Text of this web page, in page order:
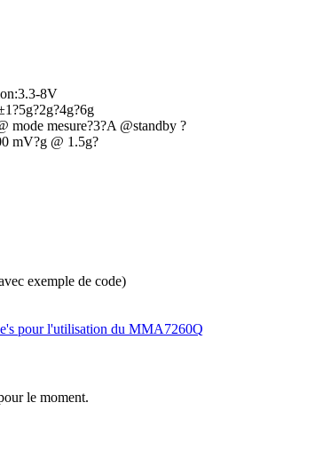
8V
mode mesure?3?A @standby ?
mV?g @ 1.5g?
exemple de code)
pour l'utilisation du MMA7260Q
le moment.